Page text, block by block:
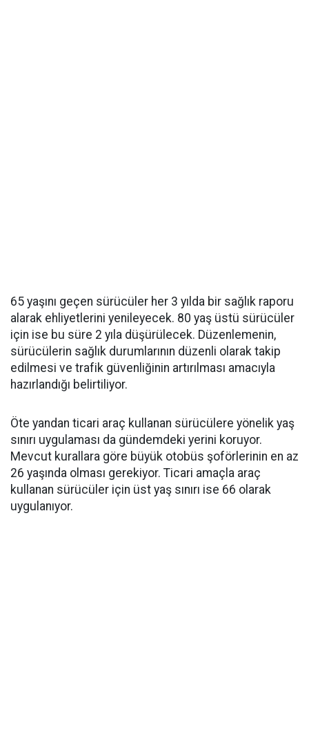
65 yaşını geçen sürücüler her 3 yılda bir sağlık raporu
alarak ehliyetlerini yenileyecek. 80 yaş üstü sürücüler
için ise bu süre 2 yıla düşürülecek. Düzenlemenin,
sürücülerin sağlık durumlarının düzenli olarak takip
edilmesi ve trafik güvenliğinin artırılması amacıyla
hazırlandığı belirtiliyor.
Öte yandan ticari araç kullanan sürücülere yönelik yaş
sınırı uygulaması da gündemdeki yerini koruyor.
Mevcut kurallara göre büyük otobüs şoförlerinin en az
26 yaşında olması gerekiyor. Ticari amaçla araç
kullanan sürücüler için üst yaş sınırı ise 66 olarak
uygulanıyor.